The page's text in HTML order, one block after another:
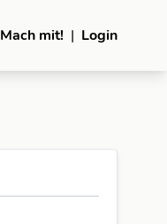
Mach mit! | Login